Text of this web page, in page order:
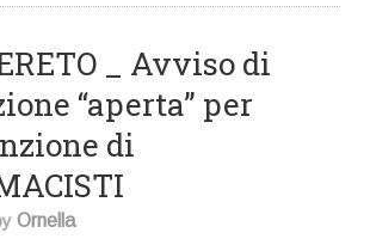
_ Avviso di
“aperta” per
di
Ornella